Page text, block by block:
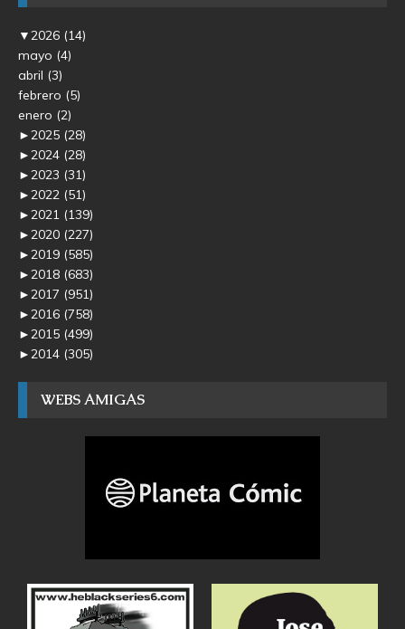
▼2026 (14)
mayo (4)
abril (3)
febrero (5)
enero (2)
►2025 (28)
►2024 (28)
►2023 (31)
►2022 (51)
►2021 (139)
►2020 (227)
►2019 (585)
►2018 (683)
►2017 (951)
►2016 (758)
►2015 (499)
►2014 (305)
WEBS AMIGAS